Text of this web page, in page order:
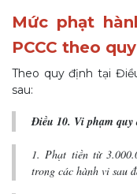
Mức phạt
PCCC theo
Theo quy định tại
sau:
Điều 10. Vi phạm quy
1. Phạt tiền từ
trong các hành vi sau